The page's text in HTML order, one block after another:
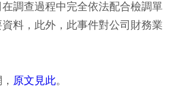
調查過程中完全依法配合檢調單
料，此外，此事件對公司財務業
原文見此。